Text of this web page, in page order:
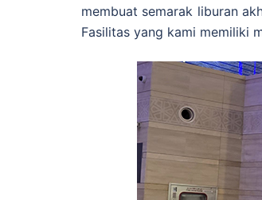
membuat semarak liburan
Fasilitas yang kami memiliki